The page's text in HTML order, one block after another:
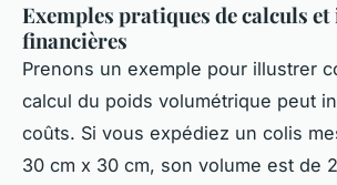
Exemples pratiques de calculs
financières
Prenons un exemple pour illustrer
calcul du poids volumétrique peut
coûts. Si vous expédiez un colis
30 cm x 30 cm, son volume est de